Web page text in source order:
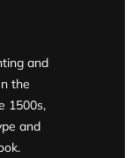
and
the
1500s,
and